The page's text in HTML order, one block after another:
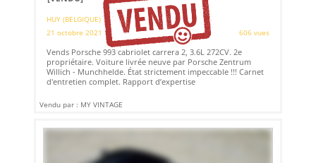
HUY (BELGIQUE)
21 octobre 2021
606 vues
Vends Porsche 993 cabriolet carrera 2, 3.6L 272CV. 2e
propriétaire. Voiture livrée neuve par Porsche Zentrum
Willich - Munchhelde. État strictement impeccable !!! Carnet
d'entretien complet. Rapport d’expertise
Vendu par : MY VINTAGE